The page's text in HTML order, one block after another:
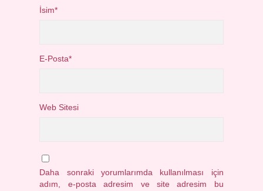
İsim*
E-Posta*
Web Sitesi
Daha sonraki yorumlarımda kullanılması için
adım, e-posta adresim ve site adresim bu